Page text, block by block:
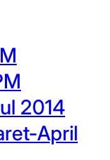
2014
April